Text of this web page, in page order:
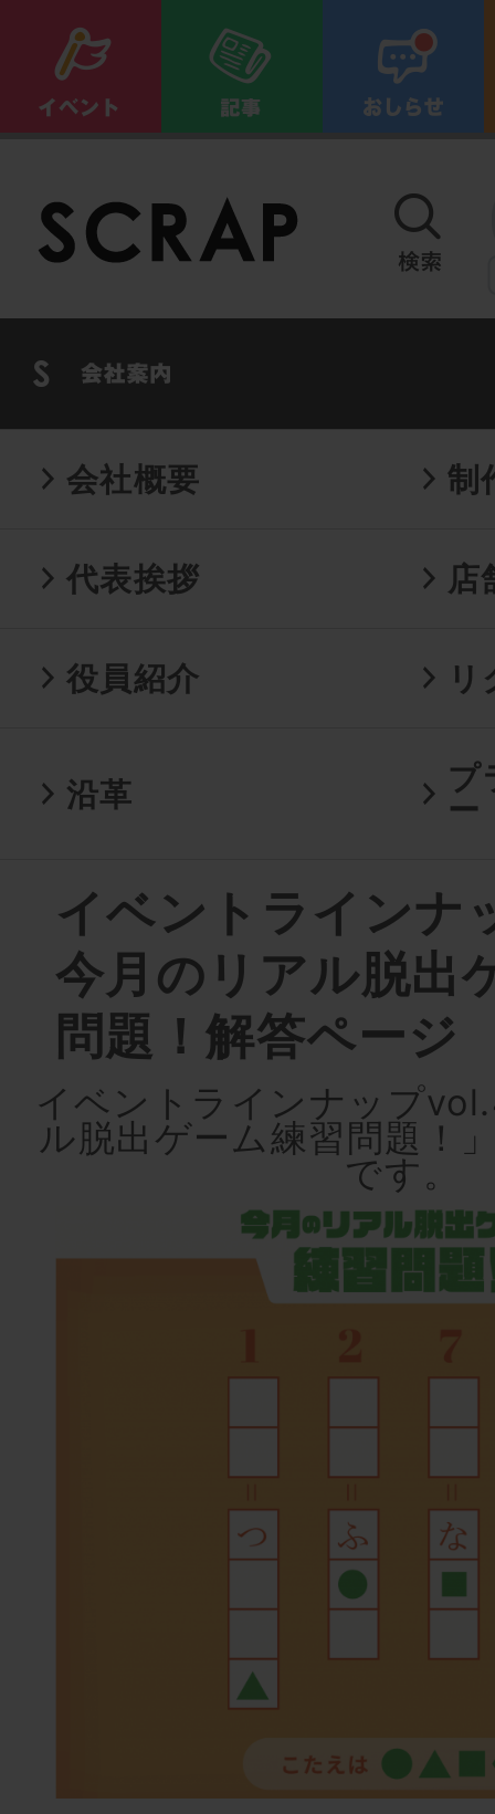
会社概要 制
代表挨拶 店
役員紹介
沿革
プ
ー
イベントライン
今月のリアル脱出
問題！解答ページ
イベントラインナップ
ル脱出ゲーム練習問題！
です。